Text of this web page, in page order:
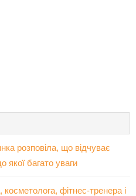
розповіла, що відчуває
якої багато уваги
косметолога, фітнес-тренера і